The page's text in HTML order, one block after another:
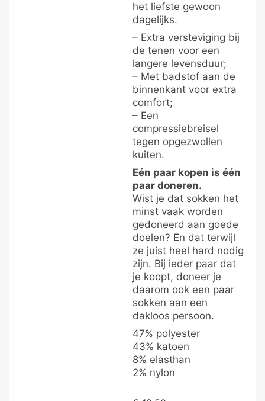
het liefste gewoon
dagelijks.
– Extra versteviging bij
de tenen voor een
langere levensduur;
– Met badstof aan de
binnenkant voor extra
comfort;
– Een
compressiebreisel
tegen opgezwollen
kuiten.
Eén paar kopen is één
paar doneren.
Wist je dat sokken het
minst vaak worden
gedoneerd aan goede
doelen? En dat terwijl
ze juist heel hard nodig
zijn. Bij ieder paar dat
je koopt, doneer je
daarom ook een paar
sokken aan een
dakloos persoon.
47% polyester
43% katoen
8% elasthan
2% nylon